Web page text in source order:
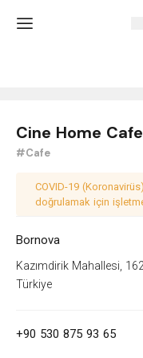
'
Cine Home Cafe
#Cafe
COVID-19
doğrulamak için
Bornova
Kazımdirik Mahallesi,
Türkiye
+90 530 875 93 65